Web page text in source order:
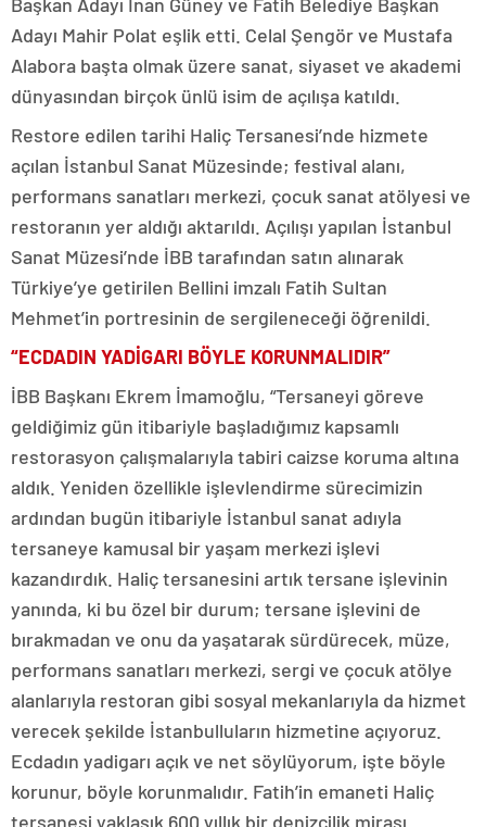
Adayı Mahir Polat eşlik etti. Celal Şengör ve Mustafa
Alabora başta olmak üzere sanat, siyaset ve akademi
dünyasından birçok ünlü isim de açılışa katıldı.
Restore edilen tarihi Haliç Tersanesi’nde hizmete
açılan İstanbul Sanat Müzesinde; festival alanı,
performans sanatları merkezi, çocuk sanat atölyesi ve
restoranın yer aldığı aktarıldı. Açılışı yapılan İstanbul
Sanat Müzesi’nde İBB tarafından satın alınarak
Türkiye’ye getirilen Bellini imzalı Fatih Sultan
Mehmet’in portresinin de sergileneceği öğrenildi.
“ECDADIN YADİGARI BÖYLE KORUNMALIDIR”
İBB Başkanı Ekrem İmamoğlu, “Tersaneyi göreve
geldiğimiz gün itibariyle başladığımız kapsamlı
restorasyon çalışmalarıyla tabiri caizse koruma altına
aldık. Yeniden özellikle işlevlendirme sürecimizin
ardından bugün itibariyle İstanbul sanat adıyla
tersaneye kamusal bir yaşam merkezi işlevi
kazandırdık. Haliç tersanesini artık tersane işlevinin
yanında, ki bu özel bir durum; tersane işlevini de
bırakmadan ve onu da yaşatarak sürdürecek, müze,
performans sanatları merkezi, sergi ve çocuk atölye
alanlarıyla restoran gibi sosyal mekanlarıyla da hizmet
verecek şekilde İstanbulluların hizmetine açıyoruz.
Ecdadın yadigarı açık ve net söylüyorum, işte böyle
korunur, böyle korunmalıdır. Fatih’in emaneti Haliç
tersanesi yaklaşık 600 yıllık bir denizcilik mirası.